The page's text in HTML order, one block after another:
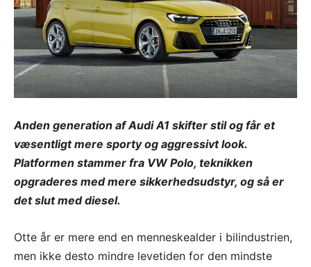
Anden generation af Audi A1 skifter stil og får et
væsentligt mere sporty og aggressivt look.
Platformen stammer fra VW Polo, teknikken
opgraderes med mere sikkerhedsudstyr, og så er
det slut med diesel.
Otte år er mere end en menneskealder i bilindustrien,
men ikke desto mindre levetiden for den mindste